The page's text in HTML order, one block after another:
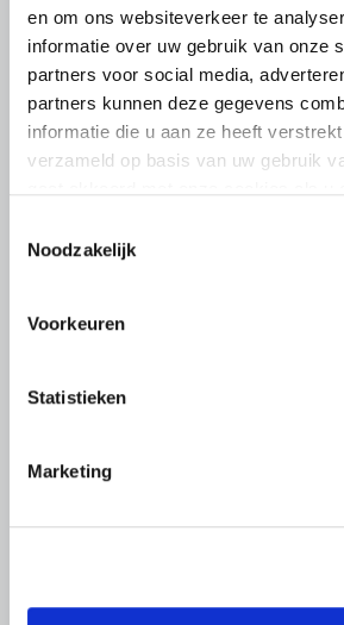
en om ons websiteverkeer te
informatie over uw gebruik van onze
partners voor social media,
partners kunnen deze gegevens
informatie die u aan ze heeft
verzameld op basis van uw gebruik
Noodzakelijk
Voorkeuren
Statistieken
Marketing
Súdwest-Fryslân
Maarten Goudzwaard (JA21) en
Ronald Oenema op het